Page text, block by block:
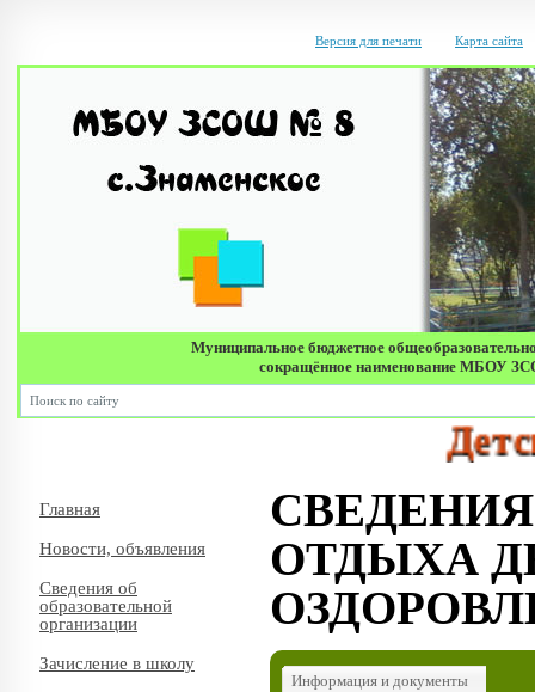
Версия для печати Карта сайта
Муниципальное бюджетное
сокращённое наименование МБОУ
Главная
Новости, объявления
Сведения об
образовательной
организации
Зачисление в школу
ОТДЫХА
Информация и документы